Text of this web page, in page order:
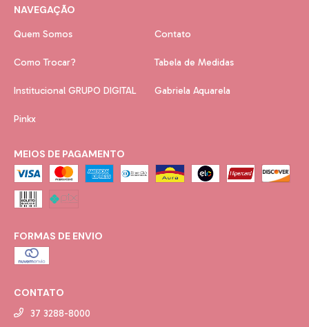
NAVEGAÇÃO
Quem Somos Contato
Como Trocar? Tabela de Medidas
Institucional GRUPO DIGITAL Gabriela Aquarela
Pinkx
MEIOS DE PAGAMENTO
FORMAS DE ENVIO
CONTATO
37 3288-8000